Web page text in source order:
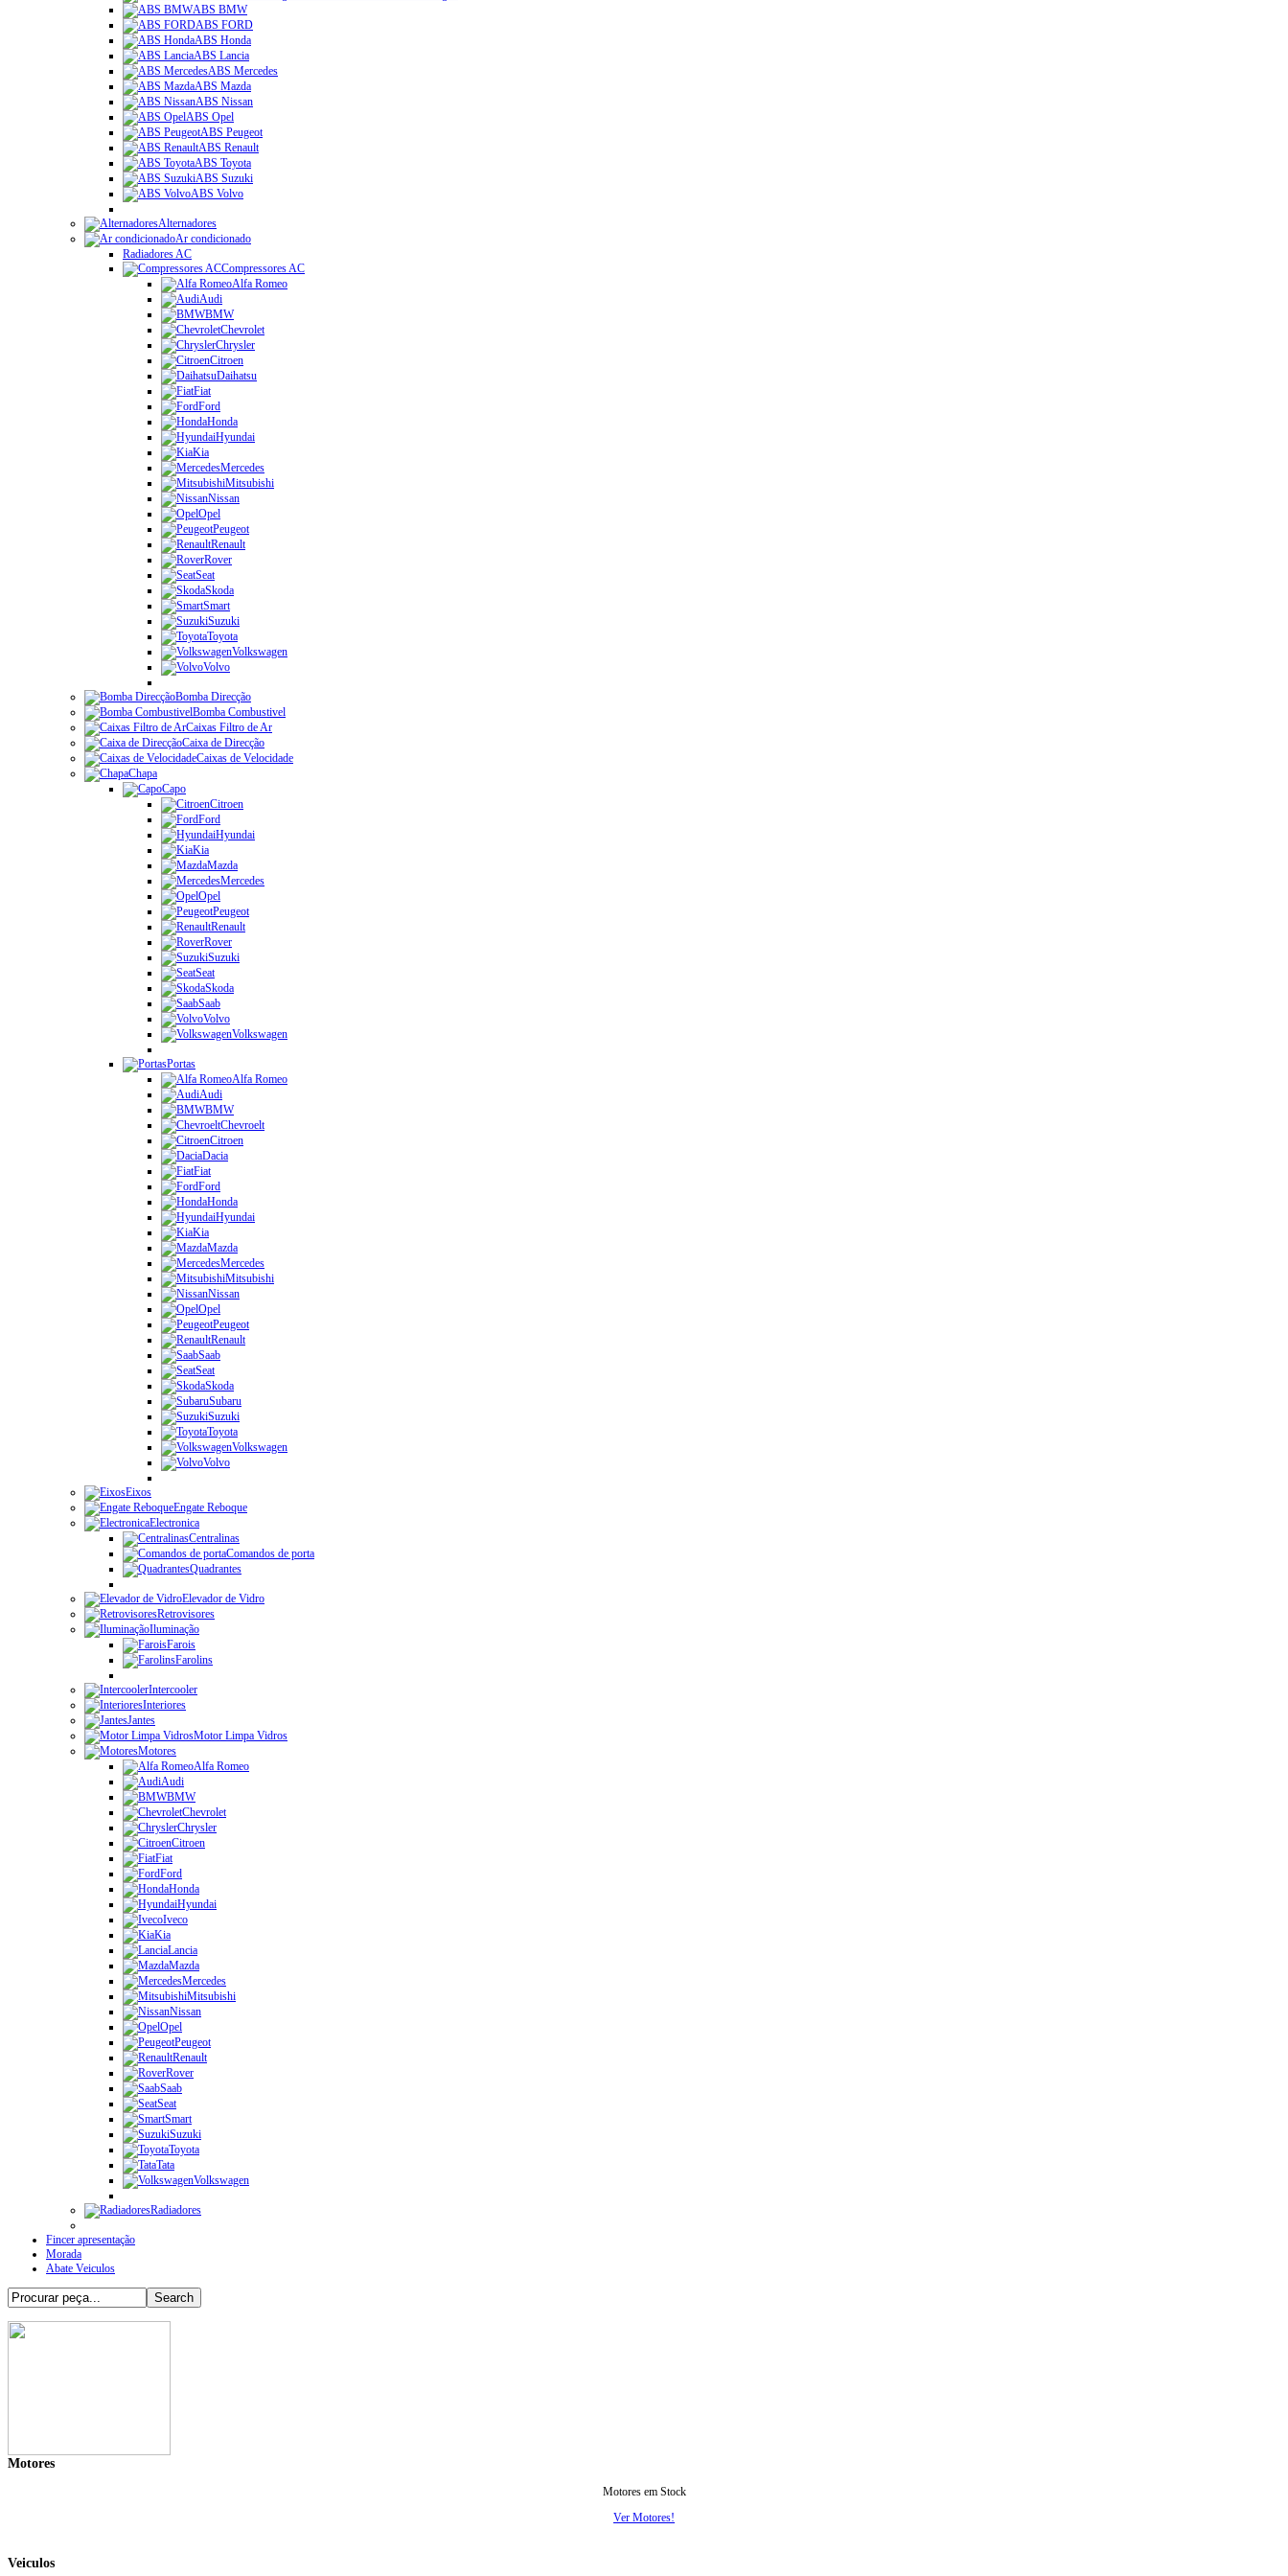
ABS BMW
ABS FORD
ABS Honda
ABS Lancia
ABS Mercedes
ABS Mazda
ABS Nissan
ABS Opel
ABS Peugeot
ABS Renault
ABS Toyota
ABS Suzuki
ABS Volvo
Alternadores
Ar condicionado
Radiadores AC
Compressores AC
Alfa Romeo
Audi
BMW
Chevrolet
Chrysler
Citroen
Daihatsu
Fiat
Ford
Honda
Hyundai
Kia
Mercedes
Mitsubishi
Nissan
Opel
Peugeot
Renault
Rover
Seat
Skoda
Smart
Suzuki
Toyota
Volkswagen
Volvo
Bomba Direcção
Bomba Combustivel
Caixas Filtro de Ar
Caixa de Direcção
Caixas de Velocidade
Chapa
Capo
Citroen
Ford
Hyundai
Kia
Mazda
Mercedes
Opel
Peugeot
Renault
Rover
Suzuki
Seat
Skoda
Saab
Volvo
Volkswagen
Portas
Alfa Romeo
Audi
BMW
Chevroelt
Citroen
Dacia
Fiat
Ford
Honda
Hyundai
Kia
Mazda
Mercedes
Mitsubishi
Nissan
Opel
Peugeot
Renault
Saab
Seat
Skoda
Subaru
Suzuki
Toyota
Volkswagen
Volvo
Eixos
Engate Reboque
Electronica
Centralinas
Comandos de porta
Quadrantes
Elevador de Vidro
Retrovisores
Iluminação
Farois
Farolins
Intercooler
Interiores
Jantes
Motor Limpa Vidros
Motores
Alfa Romeo
Audi
BMW
Chevrolet
Chrysler
Citroen
Fiat
Ford
Honda
Hyundai
Iveco
Kia
Lancia
Mazda
Mercedes
Mitsubishi
Nissan
Opel
Peugeot
Renault
Rover
Saab
Seat
Smart
Suzuki
Toyota
Tata
Volkswagen
Radiadores
Fincer apresentação
Morada
Abate Veiculos
Motores
Motores em Stock
Ver Motores!
Veiculos